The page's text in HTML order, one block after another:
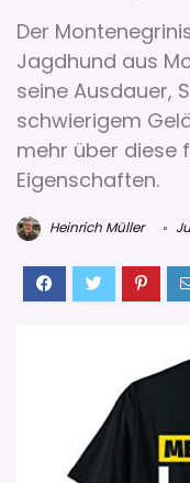
Der
Jagdhund aus
seine Ausdauer,
schwierigem
mehr über diese
Eigenschaften.
Heinrich Müller